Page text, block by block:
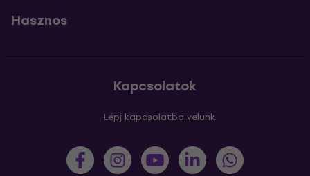
Hasznos
Kapcsolatok
Lépj kapcsolatba velünk